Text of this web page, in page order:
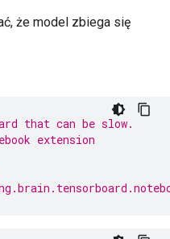
[NUMERICAL]
że model zbiega się
that can be slow.
extension